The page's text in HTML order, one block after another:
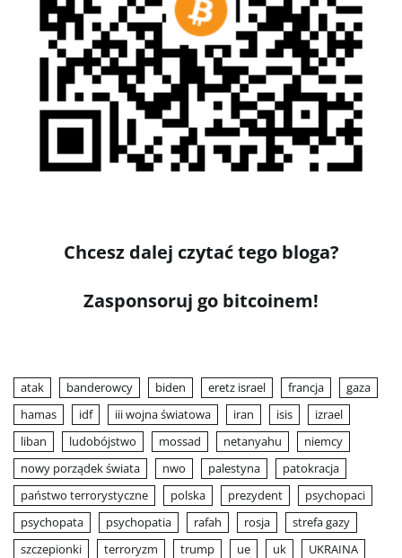
Chcesz dalej czytać tego bloga?
Zasponsoruj go bitcoinem!
atak banderowcy biden eretz israel francja
gaza
hamas
idf iii wojna światowa iran isis
izrael
liban
ludobójstwo mossad netanyahu
niemcy
nowy porządek świata
nwo palestyna
patokracja
państwo terrorystyczne
polska prezydent
psychopaci
psychopata
psychopatia rafah rosja
strefa gazy
szczepionki
terroryzm trump ue uk UKRAINA